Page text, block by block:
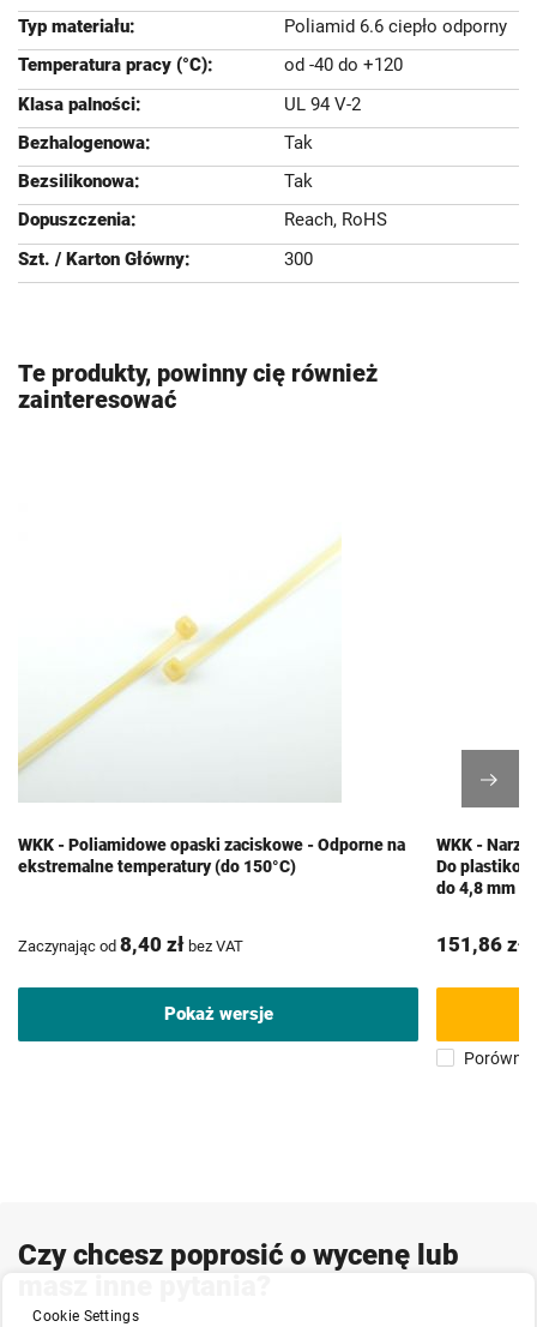
Poliamid 6.6 ciepło odporny
od -40 do +120
UL 94 V-2
Tak
Tak
Reach, RoHS
300
Te produkty, powinny cię również
zainteresować
WKK - Poliamidowe opaski zaciskowe - Odporne na
ekstremalne temperatury (do 150°C)
Zaczynając od 8,40 zł bez VAT
Pokaż wersje
WKK -
Do
do 4,8 mm
151,86 zł
Porównaj
Czy chcesz poprosić o wycenę lub
Cookie Settings